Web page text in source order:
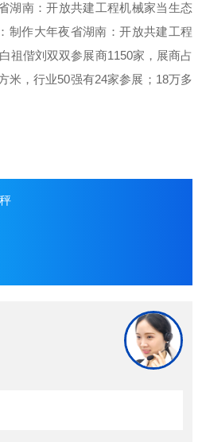
湖南：开放共建工程机械家当生态
制作大年夜省湖南：开放共建工程
祖偕刘双双参展商1150家，展商占
米，行业50强有24家参展；18万多